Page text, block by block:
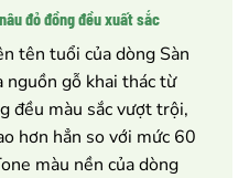
đỏ đồng đều xuất sắc
tên tuổi của dòng Sàn
nguồn gỗ khai thác từ
đều màu sắc vượt trội,
hơn hẳn so với mức 60
màu nền của dòng